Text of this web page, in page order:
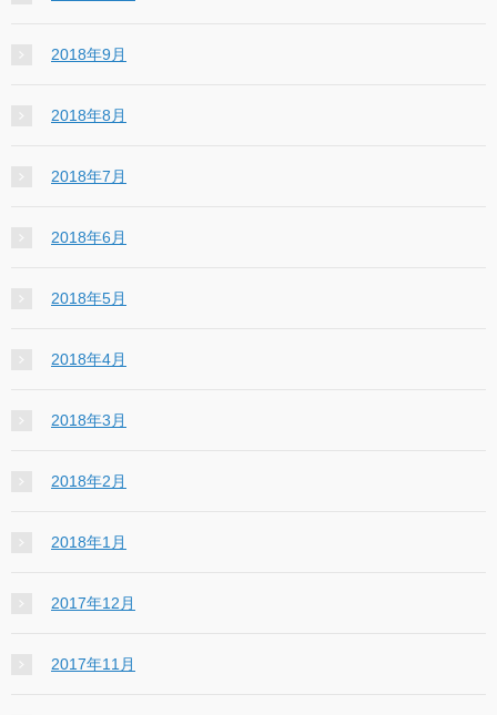
2018年9月
2018年8月
2018年7月
2018年6月
2018年5月
2018年4月
2018年3月
2018年2月
2018年1月
2017年12月
2017年11月